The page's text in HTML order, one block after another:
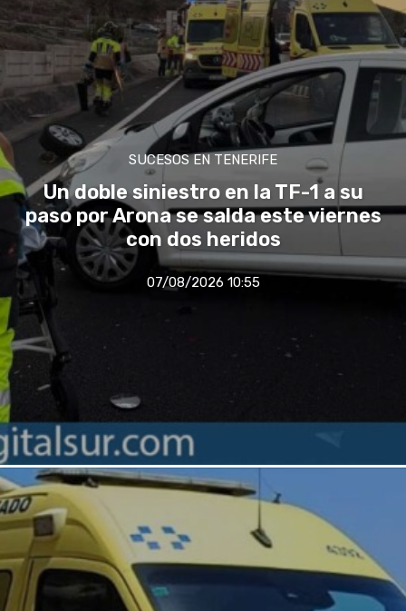
SUCESOS EN TENERIFE
Un doble siniestro en la TF-1 a su
paso por Arona se salda este viernes
con dos heridos
07/08/2026 10:55